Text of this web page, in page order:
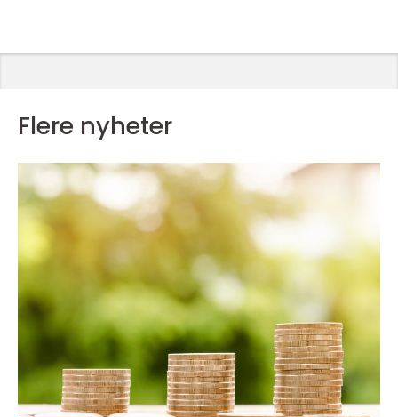
Flere nyheter